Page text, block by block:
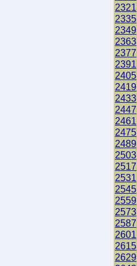
2321
2335
2349
2363
2377
2391
2405
2419
2433
2447
2461
2475
2489
2503
2517
2531
2545
2559
2573
2587
2601
2615
2629